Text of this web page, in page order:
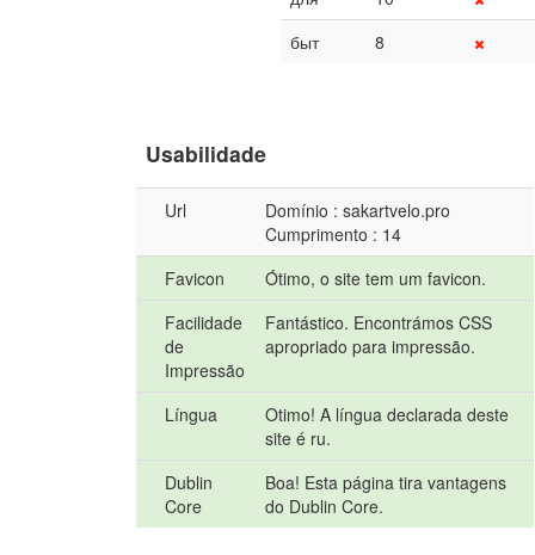
быт
8
Usabilidade
Url
Domínio : sakartvelo.pro
Cumprimento : 14
Favicon
Ótimo, o site tem um favicon.
Facilidade
de
Impressão
Fantástico. Encontrámos CSS
apropriado para impressão.
Língua
Otimo! A língua declarada deste
site é ru.
Dublin
Core
Boa! Esta página tira vantagens
do Dublin Core.